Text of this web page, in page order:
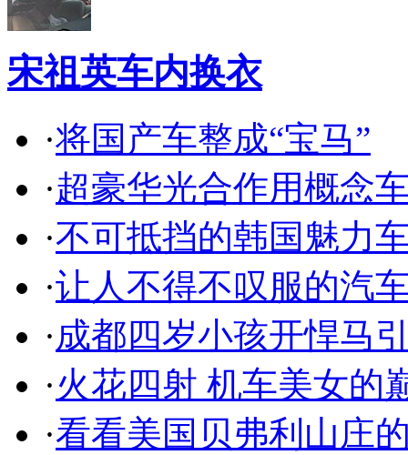
宋祖英车内换衣
·将国产车整成“宝马”
·超豪华光合作用概念
·不可抵挡的韩国魅力
·让人不得不叹服的汽
·成都四岁小孩开悍马
·火花四射 机车美女的
·看看美国贝弗利山庄